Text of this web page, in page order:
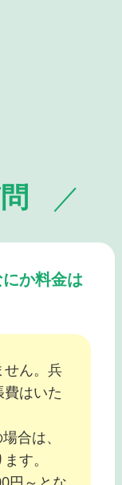
か料金は
せん。兵
はいた
合は、
す。